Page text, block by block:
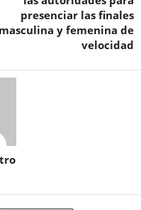
presenciar las finales
masculina y femenina de
velocidad